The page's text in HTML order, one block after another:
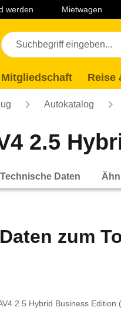
Fußzeile
werden Mietwagen
Mitgliedschaft Reise
Autokatalog
2.5
Technische Daten
zum
2.5 Hybrid Business Edition